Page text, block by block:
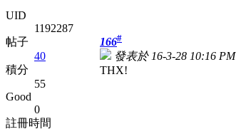
UID
1192287
帖子
40
積分
55
Good
0
註冊時間
166#
發表於 16-3-28 10:16 PM
THX!